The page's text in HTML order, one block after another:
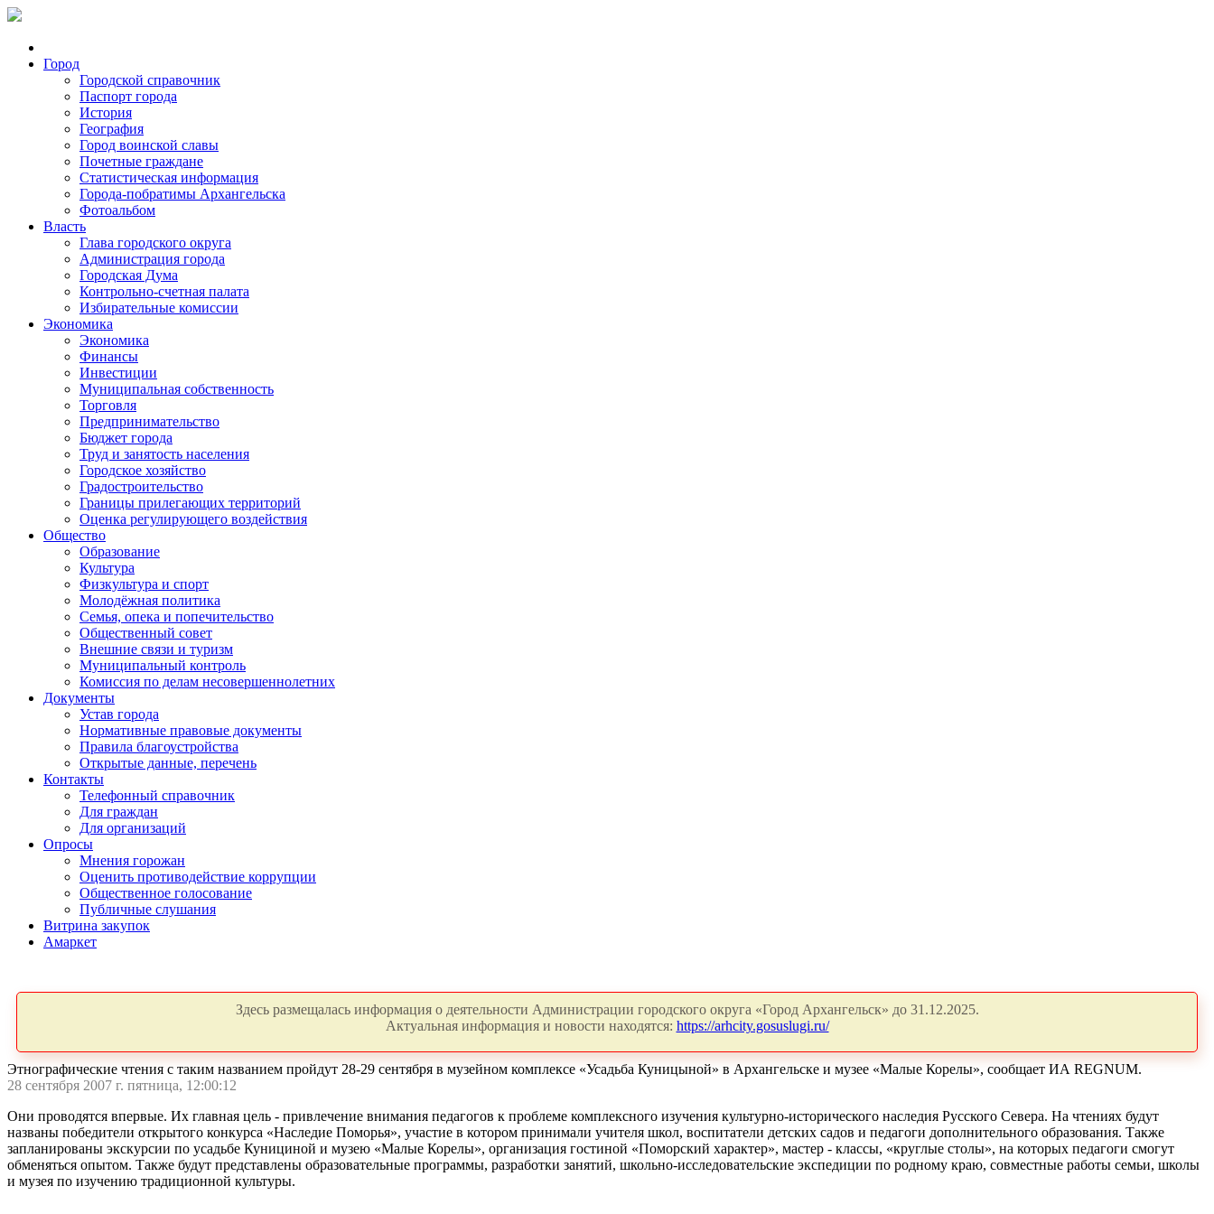
Город
Городской справочник
Паспорт города
История
География
Город воинской славы
Почетные граждане
Статистическая информация
Города-побратимы Архангельска
Фотоальбом
Власть
Глава городского округа
Администрация города
Городская Дума
Контрольно-счетная палата
Избирательные комиссии
Экономика
Экономика
Финансы
Инвестиции
Муниципальная собственность
Торговля
Предпринимательство
Бюджет города
Труд и занятость населения
Городское хозяйство
Градостроительство
Границы прилегающих территорий
Оценка регулирующего воздействия
Общество
Образование
Культура
Физкультура и спорт
Молодёжная политика
Семья, опека и попечительство
Общественный совет
Внешние связи и туризм
Муниципальный контроль
Комиссия по делам несовершеннолетних
Документы
Устав города
Нормативные правовые документы
Правила благоустройства
Открытые данные, перечень
Контакты
Телефонный справочник
Для граждан
Для организаций
Опросы
Мнения горожан
Оценить противодействие коррупции
Общественное голосование
Публичные слушания
Витрина закупок
Амаркет
Здесь размещалась информация о деятельности Администрации городского округа «Город Архангельск» до 31.12.2025.
Актуальная информация и новости находятся: https://arhcity.gosuslugi.ru/
Этнографические чтения с таким названием пройдут 28-29 сентября в музейном комплексе «Усадьба Куницыной» в Архангельске и музее «Малые Корелы», сообщает ИА REGNUM.
28 сентября 2007 г. пятница, 12:00:12
Они проводятся впервые. Их главная цель - привлечение внимания педагогов к проблеме комплексного изучения культурно-исторического наследия Русского Севера. На чтениях будут
названы победители открытого конкурса «Наследие Поморья», участие в котором принимали учителя школ, воспитатели детских садов и педагоги дополнительного образования. Также
запланированы экскурсии по усадьбе Кунициной и музею «Малые Корелы», организация гостиной «Поморский характер», мастер - классы, «круглые столы», на которых педагоги смогут
обменяться опытом. Также будут представлены образовательные программы, разработки занятий, школьно-исследовательские экспедиции по родному краю, совместные работы семьи, школы
и музея по изучению традиционной культуры.